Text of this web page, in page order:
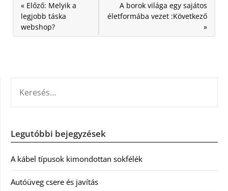
« Előző: Melyik a
legjobb táska
webshop?
A borok világa egy sajátos
életformába vezet :Következő
»
Legutóbbi bejegyzések
A kábel típusok kimondottan sokfélék
Autóüveg csere és javítás